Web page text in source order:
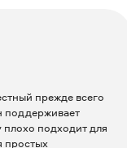
прежде всего
поддерживает
плохо подходит для
простых